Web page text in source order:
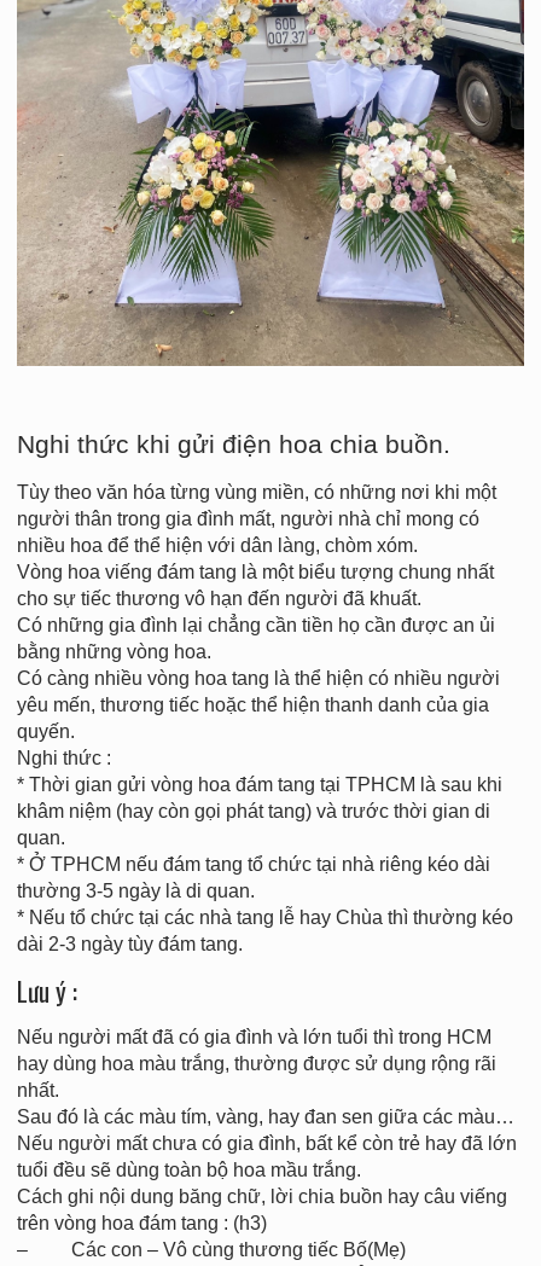
Nghi thức khi gửi điện hoa chia buồn.
Tùy theo văn hóa từng vùng miền, có những nơi khi một
người thân trong gia đình mất, người nhà chỉ mong có
nhiều hoa để thể hiện với dân làng, chòm xóm.
Vòng hoa viếng đám tang là một biểu tượng chung nhất
cho sự tiếc thương vô hạn đến người đã khuất.
Có những gia đình lại chẳng cần tiền họ cần được an ủi
bằng những vòng hoa.
Có càng nhiều vòng hoa tang là thể hiện có nhiều người
yêu mến, thương tiếc hoặc thể hiện thanh danh của gia
quyến.
Nghi thức :
* Thời gian gửi vòng hoa đám tang tại TPHCM là sau khi
khâm niệm (hay còn gọi phát tang) và trước thời gian di
quan.
* Ở TPHCM nếu đám tang tổ chức tại nhà riêng kéo dài
thường 3-5 ngày là di quan.
* Nếu tổ chức tại các nhà tang lễ hay Chùa thì thường kéo
dài 2-3 ngày tùy đám tang.
Lưu ý :
Nếu người mất đã có gia đình và lớn tuổi thì trong HCM
hay dùng hoa màu trắng, thường được sử dụng rộng rãi
nhất.
Sau đó là các màu tím, vàng, hay đan sen giữa các màu…
Nếu người mất chưa có gia đình, bất kể còn trẻ hay đã lớn
tuổi đều sẽ dùng toàn bộ hoa mầu trắng.
Cách ghi nội dung băng chữ, lời chia buồn hay câu viếng
trên vòng hoa đám tang : (h3)
– Các con – Vô cùng thương tiếc Bố(Mẹ)